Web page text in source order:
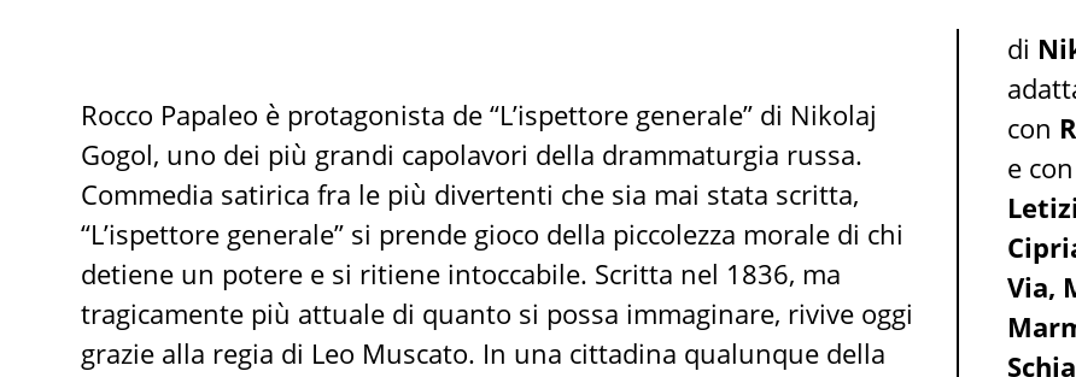
Rocco Papaleo è protagonista de “L’ispettore generale” di Nikolaj
Gogol, uno dei più grandi capolavori della drammaturgia russa.
Commedia satirica fra le più divertenti che sia mai stata scritta,
“L’ispettore generale” si prende gioco della piccolezza morale di chi
detiene un potere e si ritiene intoccabile. Scritta nel 1836, ma
tragicamente più attuale di quanto si possa immaginare, rivive oggi
grazie alla regia di Leo Muscato. In una cittadina qualunque della
di
con
e
Via,